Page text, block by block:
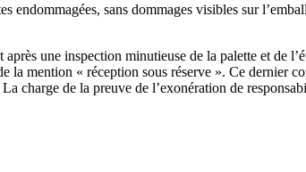
endommagées, sans dommages visibles sur
une inspection minutieuse de la palette et de
mention « réception sous réserve ». Ce dernier
charge de la preuve de l’exonération de